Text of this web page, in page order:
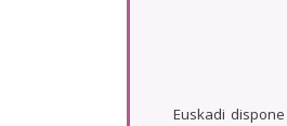
Euskadi